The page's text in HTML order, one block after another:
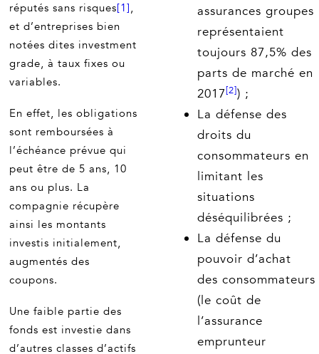
réputés sans risques[1],
et d’entreprises bien
notées dites investment
grade, à taux fixes ou
variables.
En effet, les obligations
sont remboursées à
l’échéance prévue qui
peut être de 5 ans, 10
ans ou plus. La
compagnie récupère
ainsi les montants
investis initialement,
augmentés des
coupons.
Une faible partie des
fonds est investie dans
d’autres classes d’actifs
assurances groupes
représentaient
toujours 87,5% des
parts de marché en
2017[2]) ;
La défense des
droits du
consommateurs en
limitant les
situations
déséquilibrées ;
La défense du
pouvoir d’achat
des consommateurs
(le coût de
l’assurance
emprunteur